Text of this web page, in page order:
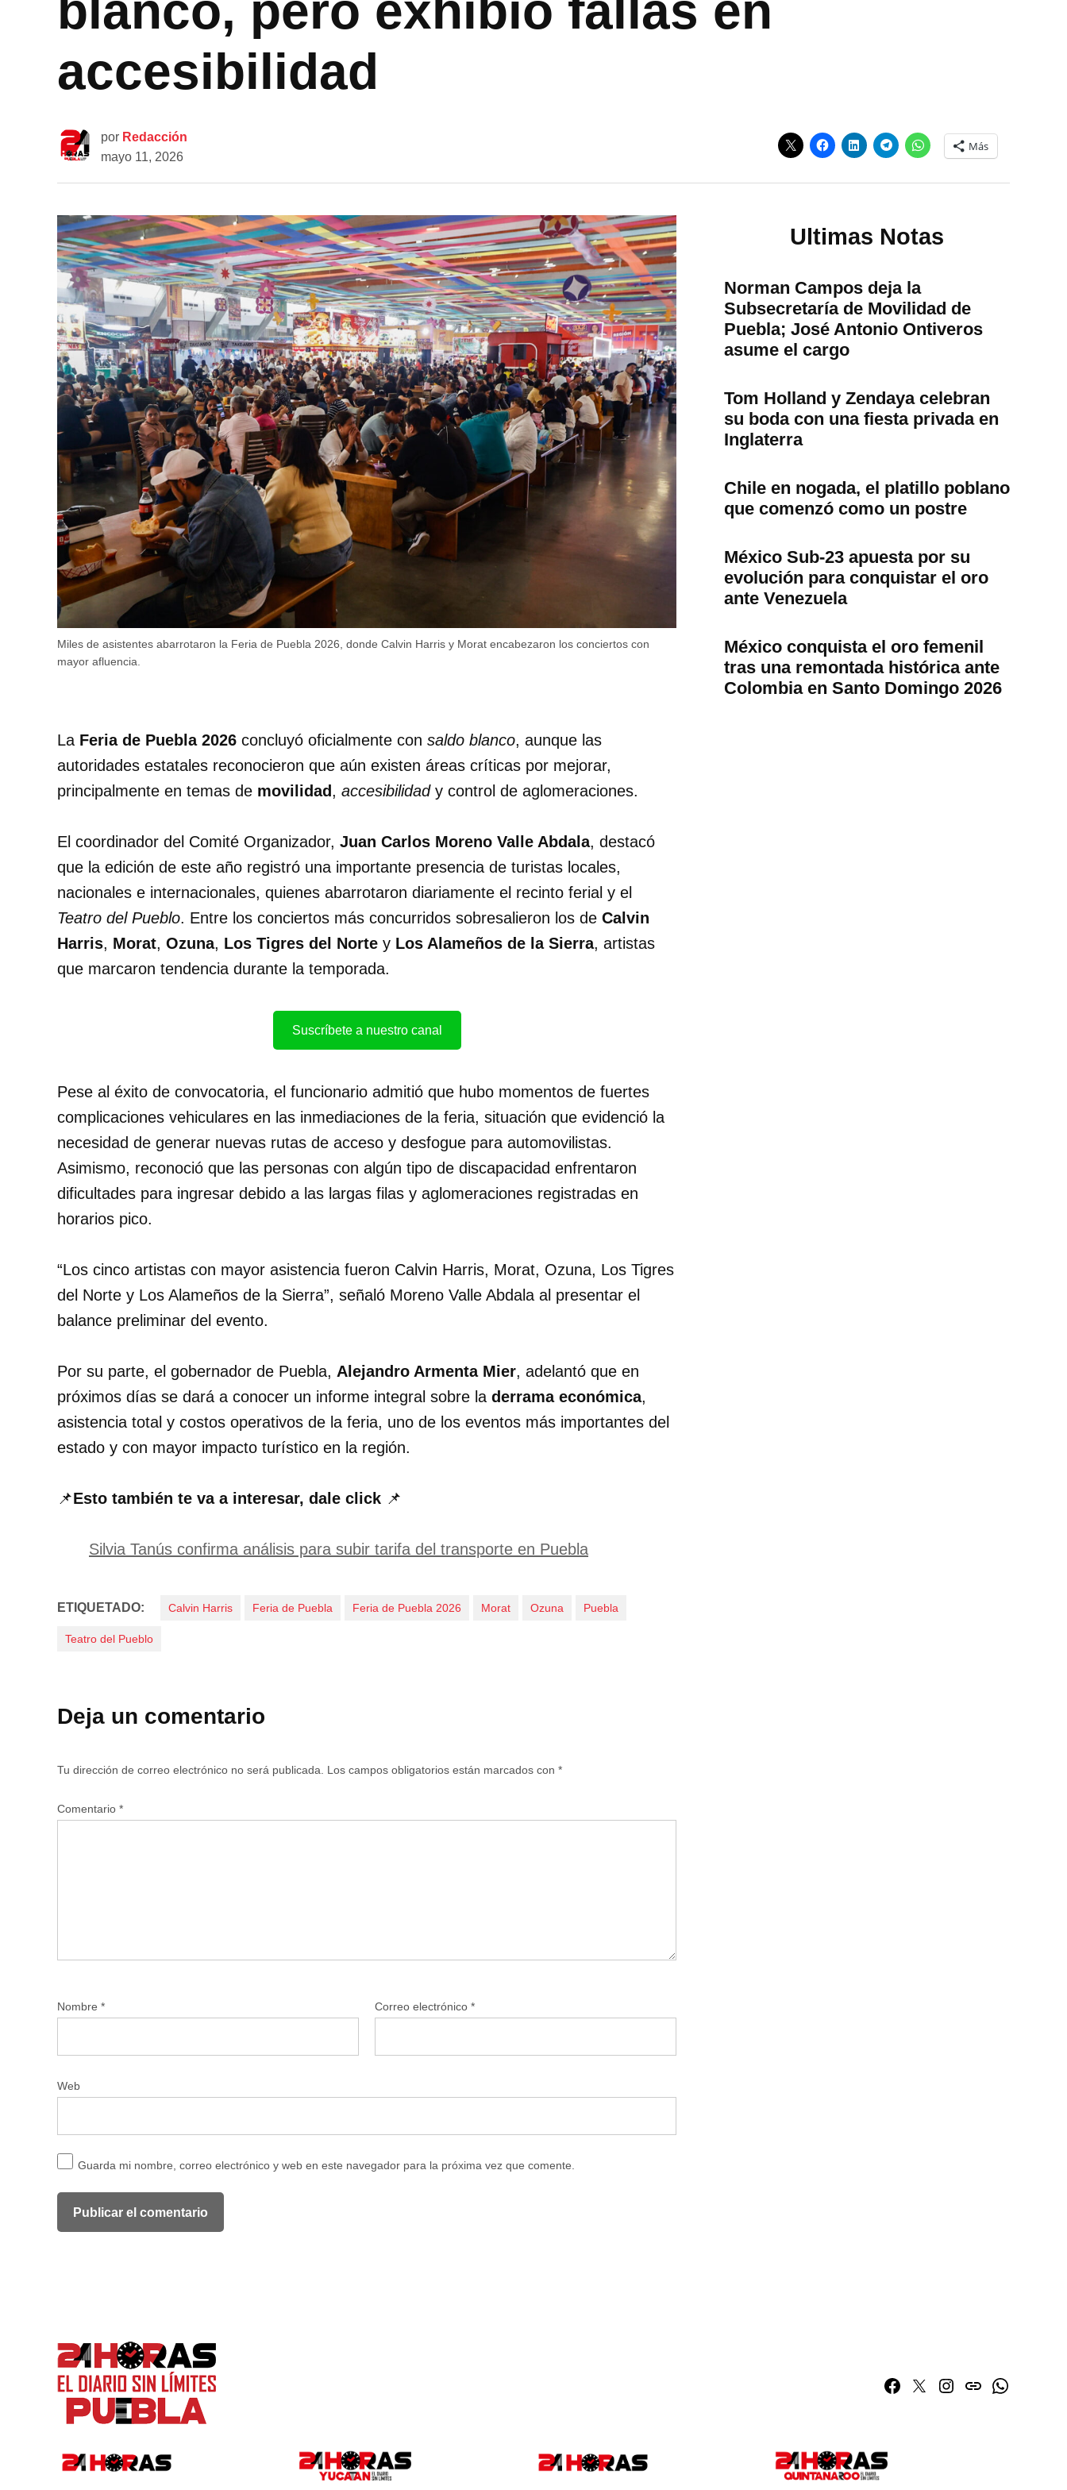
accesibilidad
por Redacción
mayo 11, 2026
Más
Miles de asistentes abarrotaron la Feria de Puebla 2026, donde Calvin Harris y Morat encabezaron los conciertos con
mayor afluencia.
La Feria de Puebla 2026 concluyó oficialmente con saldo blanco, aunque las
autoridades estatales reconocieron que aún existen áreas críticas por mejorar,
principalmente en temas de movilidad , accesibilidady control de aglomeraciones.
El coordinador del Comité Organizador, Juan Carlos Moreno Valle Abdala, destacó
que la edición de este año registró una importante presencia de turistas locales,
nacionales e internacionales, quienes abarrotaron diariamente el recinto ferial y el
Teatro del Pueblo. Entre los conciertos más concurridos sobresalieron los de Calvin
Harris, Morat, Ozuna, Los Tigres del Norte y Los Alameños de la Sierra, artistas
que marcaron tendencia durante la temporada.
Suscríbete a nuestro canal
Pese al éxito de convocatoria, el funcionario admitió que hubo momentos de fuertes
complicaciones vehiculares en las inmediaciones de la feria, situación que evidenció la
necesidad de generar nuevas rutas de acceso y desfogue para automovilistas.
Asimismo, reconoció que las personas con algún tipo de discapacidad enfrentaron
dificultades para ingresar debido a las largas filas y aglomeraciones registradas en
horarios pico.
“Los cinco artistas con mayor asistencia fueron Calvin Harris, Morat, Ozuna, Los Tigres
del Norte y Los Alameños de la Sierra”, señaló Moreno Valle Abdala al presentar el
balance preliminar del evento.
Por su parte, el gobernador de Puebla, Alejandro Armenta Mier, adelantó que en
próximos días se dará a conocer un informe integral sobre la derrama económica,
asistencia total y costos operativos de la feria, uno de los eventos más importantes del
estado y con mayor impacto turístico en la región.
📌Esto también te va a interesar, dale click 📌
Silvia Tanús confirma análisis para subir tarifa del transporte en Puebla
ETIQUETADO: Calvin Harris Feria de Puebla Feria de Puebla 2026 Morat Ozuna Puebla
Teatro del Pueblo
Deja un comentario
Tu dirección de correo electrónico no será publicada. Los campos obligatorios están marcados con *
Comentario *
Nombre * Correo electrónico *
Web
Guarda mi nombre, correo electrónico y web en este navegador para la próxima vez que comente.
Ultimas Notas
Norman Campos deja la
Subsecretaría de Movilidad de
Puebla; José Antonio Ontiveros
asume el cargo
Tom Holland y Zendaya celebran
su boda con una fiesta privada en
Inglaterra
Chile en nogada, el platillo poblano
que comenzó como un postre
México Sub-23 apuesta por su
evolución para conquistar el oro
ante Venezuela
México conquista el oro femenil
tras una remontada histórica ante
Colombia en Santo Domingo 2026
Facebook
TwitterInstagram
issuuWhatsapp